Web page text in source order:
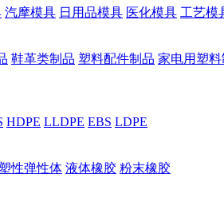
汽摩模具 日用品模具 医化模具 工艺模
鞋革类制品 塑料配件制品 家电用塑料
HDPE LLDPE EBS LDPE
性弹性体 液体橡胶 粉末橡胶